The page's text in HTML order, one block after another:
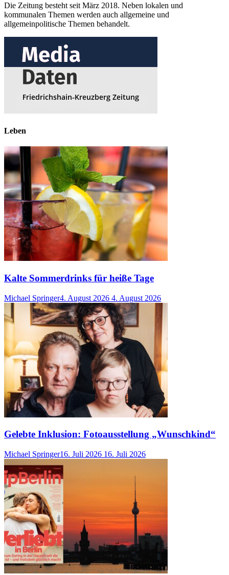
Die Zeitung besteht seit März 2018. Neben lokalen und
kommunalen Themen werden auch allgemeine und
allgemeinpolitische Themen behandelt.
Leben
Kalte Sommerdrinks für heiße Tage
Michael Springer4. August 2026 4. August 2026
Gelebte Inklusion: Fotoausstellung „Wunschkind“
Michael Springer16. Juli 2026 16. Juli 2026